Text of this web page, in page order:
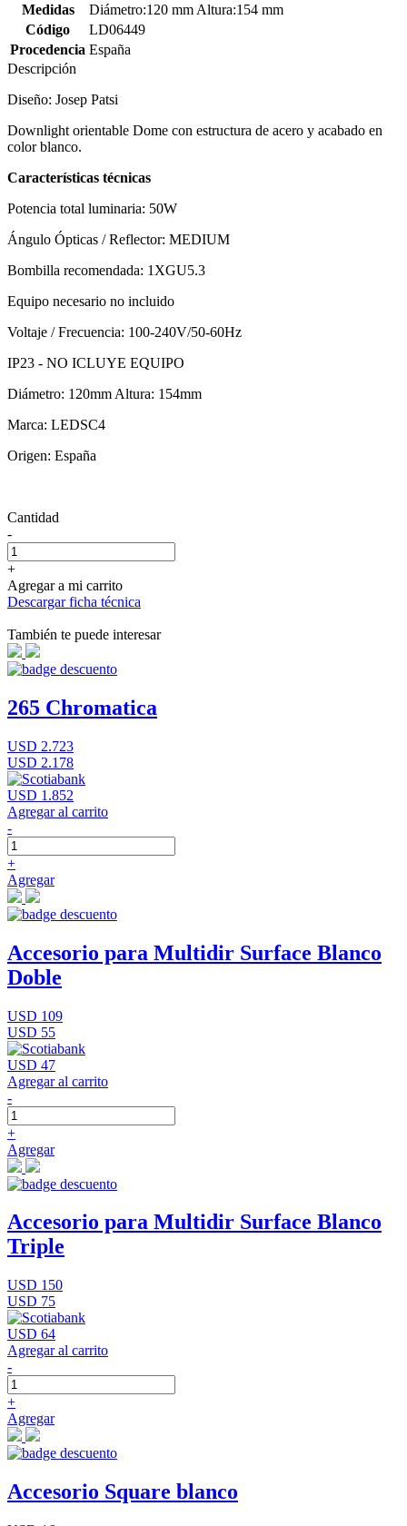
Medidas
Diámetro:120 mm Altura:154 mm
Código
LD06449
Procedencia España
Descripción
Diseño: Josep Patsi
Downlight orientable Dome con estructura de acero y acabado en
color blanco.
Características técnicas
Potencia total luminaria: 50W
Ángulo Ópticas / Reflector: MEDIUM
Bombilla recomendada: 1XGU5.3
Equipo necesario no incluido
Voltaje / Frecuencia: 100-240V/50-60Hz
IP23 - NO ICLUYE EQUIPO
Diámetro: 120mm Altura: 154mm
Marca: LEDSC4
Origen: España
Cantidad
-
+
Agregar a mi carrito
Descargar ficha técnica
También te puede interesar
265 Chromatica
USD 2.723
USD 2.178
USD 1.852
Agregar al carrito
-
+
Agregar
Accesorio para Multidir Surface Blanco
Doble
USD 109
USD 55
USD 47
Agregar al carrito
-
+
Agregar
Accesorio para Multidir Surface Blanco
Triple
USD 150
USD 75
USD 64
Agregar al carrito
-
+
Agregar
Accesorio Square blanco